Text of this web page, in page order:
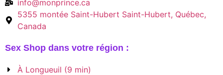
info@monprince.ca
5355 montée Saint-Hubert Saint-Hubert, Québec,
Canada
Sex Shop dans votre région :
À Longueuil (9 min)